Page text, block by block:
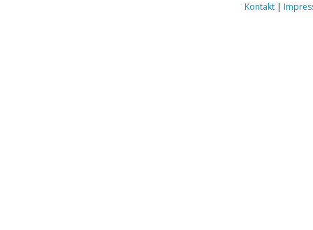
Kontakt|